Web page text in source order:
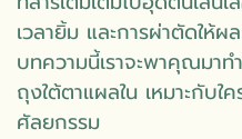
เวลายิ้ม และการผ่าตัดให้ผ
บทความนี้เราจะพาคุณมาท
ถุงใต้ตาแผลใน เหมาะกับ
ศัลยกรรม